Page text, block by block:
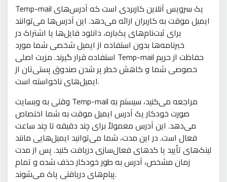
Temp-mail یک سرویس آنلاین کاربردی است که آدرس‌های
ایمیل موقت به کاربران ارائه می‌دهد. این آدرس‌ها می‌توانند
برای ثبت‌نام‌های یک‌باره، دانلود فایل‌ها یا اشتراک در
خبرنامه‌ها بدون استفاده از ایمیل شخصی شما مورد
استفاده قرار گیرند. مزیت اصلی Temp-mail حفاظت از حریم
خصوصی شما و کاهش خطر پر شدن صندوق پستی‌تان از
ایمیل‌های ناخواسته است.
وقتی به وبسایت Temp-mail مراجعه می‌کنید، سیستم به
صورت خودکار یک آدرس ایمیل موقت به شما اختصاص
می‌دهد. این آدرس معمولاً برای چند دقیقه تا چند ساعت
فعال است. در این مدت، شما می‌توانید ایمیل‌هایی مانند
لینک‌های تأیید یا کدهای فعال‌سازی دریافت کنید. پس از مدت
زمان مشخص، آدرس به طور خودکار حذف شده و تمام
پیام‌های دریافتی پاک می‌شوند.